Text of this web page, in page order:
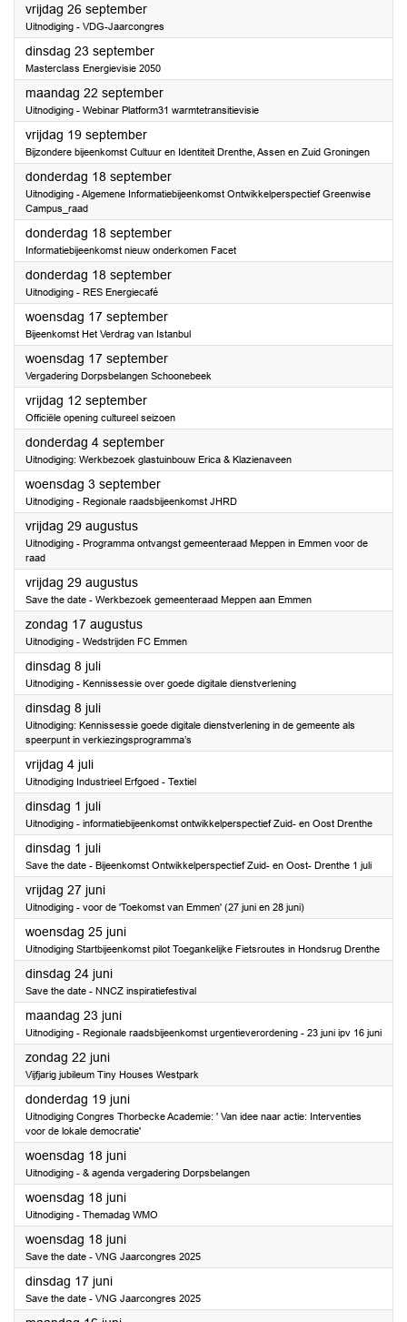
vrijdag 26 september2025
Uitnodiging - VDG-Jaarcongres
dinsdag 23 september2025
Masterclass Energievisie 2050
maandag 22 september2025
Uitnodiging - Webinar Platform31 warmtetransitievisie
vrijdag 19 september2025
Bijzondere bijeenkomst Cultuur en Identiteit Drenthe, Assen en Zuid Groningen
donderdag 18 september2025
Uitnodiging - Algemene Informatiebijeenkomst Ontwikkelperspectief Greenwise
Campus_raad
donderdag 18 september2025
Informatiebijeenkomst nieuw onderkomen Facet
donderdag 18 september2025
Uitnodiging - RES Energiecafé
woensdag 17 september2025
Bijeenkomst Het Verdrag van Istanbul
woensdag 17 september2025
Vergadering Dorpsbelangen Schoonebeek
vrijdag 12 september2025
Officiële opening cultureel seizoen
donderdag 4 september2025
Uitnodiging: Werkbezoek glastuinbouw Erica & Klazienaveen
woensdag 3 september2025
Uitnodiging - Regionale raadsbijeenkomst JHRD
vrijdag 29 augustus2025
Uitnodiging - Programma ontvangst gemeenteraad Meppen in Emmen voor de
raad
vrijdag 29 augustus2025
Save the date - Werkbezoek gemeenteraad Meppen aan Emmen
zondag 17 augustus2025
Uitnodiging - Wedstrijden FC Emmen
dinsdag 8 juli2025
Uitnodiging - Kennissessie over goede digitale dienstverlening
dinsdag 8 juli2025
Uitnodiging: Kennissessie goede digitale dienstverlening in de gemeente als
speerpunt in verkiezingsprogramma’s
vrijdag 4 juli2025
Uitnodiging Industrieel Erfgoed - Textiel
dinsdag 1 juli2025
Uitnodiging - informatiebijeenkomst ontwikkelperspectief Zuid- en Oost Drenthe
dinsdag 1 juli2025
Save the date - Bijeenkomst Ontwikkelperspectief Zuid- en Oost- Drenthe 1 juli
vrijdag 27 juni2025
Uitnodiging - voor de 'Toekomst van Emmen' (27 juni en 28 juni)
woensdag 25 juni2025
Uitnodiging Startbijeenkomst pilot Toegankelijke Fietsroutes in Hondsrug Drenthe
dinsdag 24 juni2025
Save the date - NNCZ inspiratiefestival
maandag 23 juni2025
Uitnodiging - Regionale raadsbijeenkomst urgentieverordening - 23 juni ipv 16 juni
zondag 22 juni2025
Vijfjarig jubileum Tiny Houses Westpark
donderdag 19 juni2025
Uitnodiging Congres Thorbecke Academie: ' Van idee naar actie: Interventies
voor de lokale democratie'
woensdag 18 juni2025
Uitnodiging - & agenda vergadering Dorpsbelangen
woensdag 18 juni2025
Uitnodiging - Themadag WMO
woensdag 18 juni2025
Save the date - VNG Jaarcongres 2025
dinsdag 17 juni2025
Save the date - VNG Jaarcongres 2025